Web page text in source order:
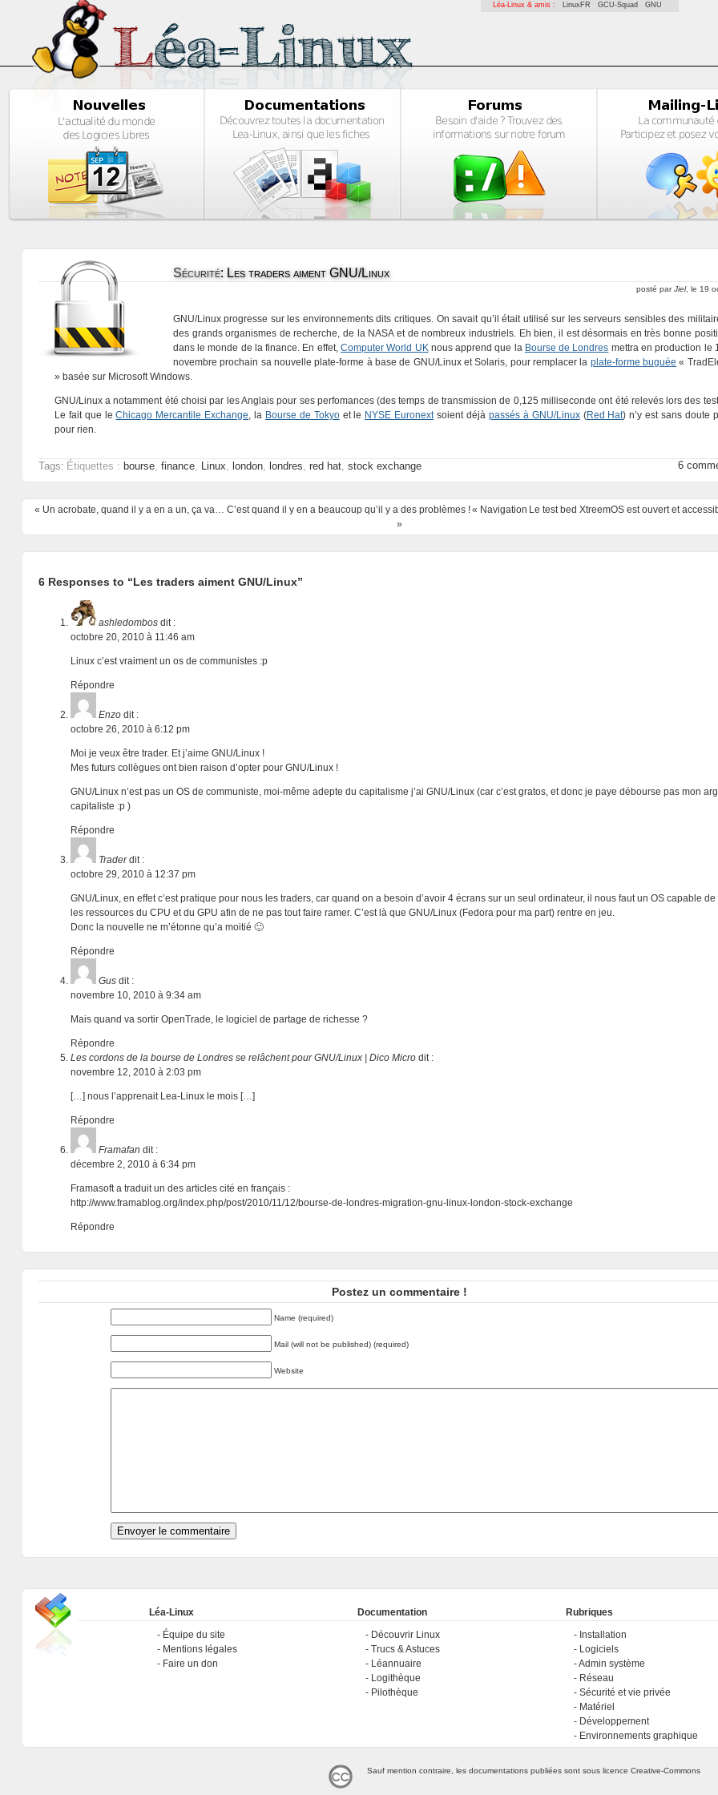
Léa-Linux & amis : LinuxFR GCU-Squad GNU
Sécurité: Les traders aiment GNU/Linux
posté parJiel, le 19
GNU/Linux progresse sur les environnements dits critiques. On savait qu’il était utilisé sur les serveurs sensibles des
des grands organismes de recherche, de la NASA et de nombreux industriels. Eh bien, il est désormais en très bonne
dans le monde de la finance. En effet,Computer World UKnous apprend que la Bourse de Londres mettra en production le
novembre prochain sa nouvelle plate-forme à base de GNU/Linux et Solaris, pour remplacer la plate-forme buguée «
» basée sur Microsoft Windows.
GNU/Linux a notamment été choisi par les Anglais pour ses perfomances (des temps de transmission de 0,125 milliseconde ont été relevés lors des
Le fait que leChicago Mercantile Exchange, la Bourse de Tokyoet le NYSE Euronextsoient déjà passés à GNU/Linux(Red Hat) n’y est sans doute
pour rien.
6
Tags: Étiquettes : bourse, finance, Linux, london, londres, red hat, stock exchange
« Un acrobate, quand il y a en a un, ça va… C’est quand il y en a beaucoup qu’il y a des problèmes ! Le test bed XtreemOS est ouvert et
« Navigation
»
6 Responses to “Les traders aiment GNU/Linux”
ashledombos dit :
octobre 20, 2010 à 11:46 am
Linux c’est vraiment un os de communistes :p
Répondre
Enzo dit :
octobre 26, 2010 à 6:12 pm
Moi je veux être trader. Et j’aime GNU/Linux !
Mes futurs collègues ont bien raison d’opter pour GNU/Linux !
GNU/Linux n’est pas un OS de communiste, moi-même adepte du capitalisme j’ai GNU/Linux (car c’est gratos, et donc je paye débourse pas mon
capitaliste :p )
Répondre
Trader dit :
octobre 29, 2010 à 12:37 pm
GNU/Linux, en effet c’est pratique pour nous les traders, car quand on a besoin d’avoir 4 écrans sur un seul ordinateur, il nous faut un OS capable
les ressources du CPU et du GPU afin de ne pas tout faire ramer. C’est là que GNU/Linux (Fedora pour ma part) rentre en jeu.
Donc la nouvelle ne m’étonne qu’a moitié 🙂
Répondre
Gus dit :
novembre 10, 2010 à 9:34 am
Mais quand va sortir OpenTrade, le logiciel de partage de richesse ?
Répondre
Les cordons de la bourse de Londres se relâchent pour GNU/Linux | Dico Micro dit :
novembre 12, 2010 à 2:03 pm
[…] nous l’apprenait Lea-Linux le mois […]
Répondre
Framafan dit :
décembre 2, 2010 à 6:34 pm
Framasoft a traduit un des articles cité en français :
http://www.framablog.org/index.php/post/2010/11/12/bourse-de-londres-migration-gnu-linux-london-stock-exchange
Répondre
Postez un commentaire !
Name (required)
Mail (will not be published) (required)
Website
Léa-Linux
Équipe du site
Mentions légales
Faire un don
Documentation
Découvrir Linux
Trucs & Astuces
Léannuaire
Logithèque
Pilothèque
Rubriques
Installation
Logiciels
Admin système
Réseau
Sécurité et vie privée
Matériel
Développement
Environnements graphique
Sauf mention contraire, les documentations publiées sont sous licenceCreative-Commons